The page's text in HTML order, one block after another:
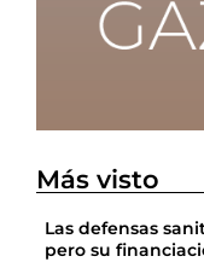
Más visto
Las defensas
pero su